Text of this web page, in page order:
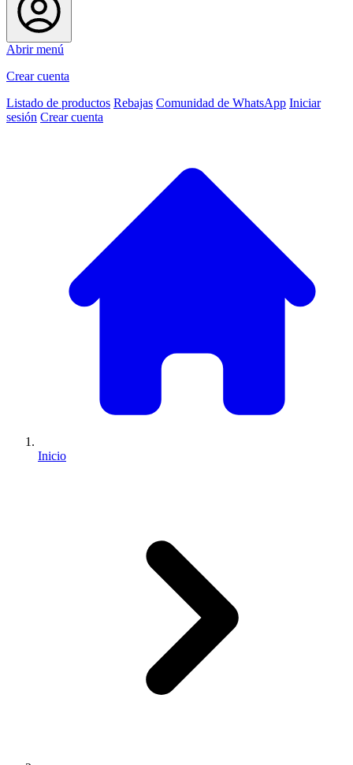
Abrir menú
Crear cuenta
Listado de productos Rebajas Comunidad de WhatsApp Iniciar
sesión Crear cuenta
Inicio